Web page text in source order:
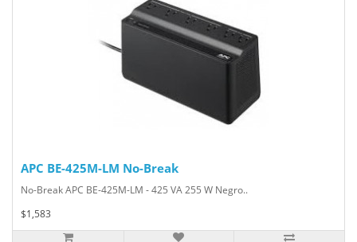
APC BE-425M-LM No-Break
No-Break APC BE-425M-LM - 425 VA 255 W Negro..
$1,583